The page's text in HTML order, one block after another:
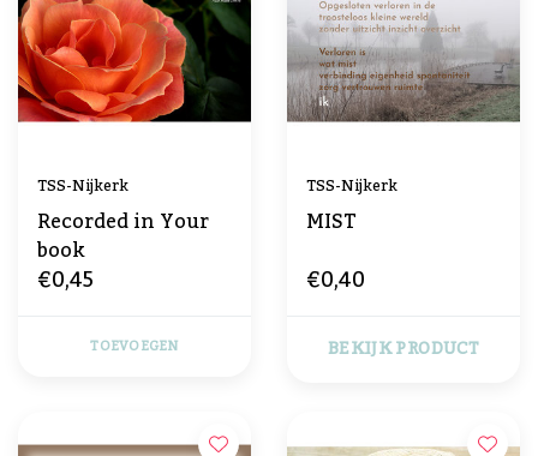
TSS-Nijkerk
Recorded in Your
book
€0,45
TOEVOEGEN
TSS-Nijkerk
MIST
€0,40
BEKIJK PRODUCT